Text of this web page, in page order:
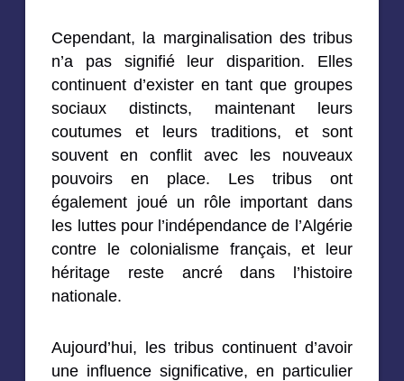
Cependant, la marginalisation des tribus
n’a pas signifié leur disparition. Elles
continuent d’exister en tant que groupes
sociaux distincts, maintenant leurs
coutumes et leurs traditions, et sont
souvent en conflit avec les nouveaux
pouvoirs en place. Les tribus ont
également joué un rôle important dans
les luttes pour l’indépendance de l’Algérie
contre le colonialisme français, et leur
héritage reste ancré dans l’histoire
nationale.
Aujourd’hui, les tribus continuent d’avoir
une influence significative, en particulier